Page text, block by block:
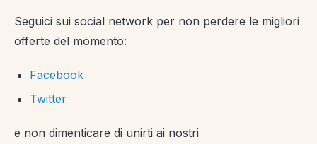
Seguici sui social network per non perdere le migliori
offerte del momento:
Facebook
Twitter
e non dimenticare di unirti ai nostri